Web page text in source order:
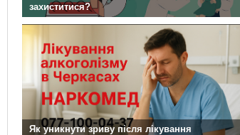
захиститися?
Як уникнути зриву після лікування